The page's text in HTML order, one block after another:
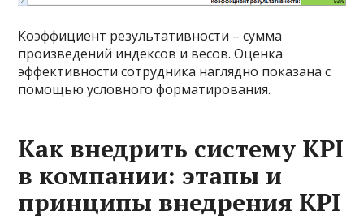
Коэффициент результативности – сумма
произведений индексов и весов. Оценка
эффективности сотрудника наглядно показана с
помощью условного форматирования.
Как внедрить систему KPI
в компании: этапы и
принципы внедрения KPI